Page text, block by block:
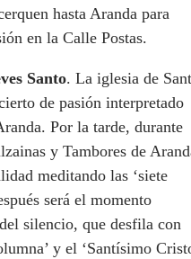
hasta Aranda para
en la Calle Postas.
Santo. La iglesia de
de pasión interpretado
Por la tarde, durante
y Tambores de
meditando las ‘siete
será el momento
silencio, que desfila con
y el ‘Santísimo